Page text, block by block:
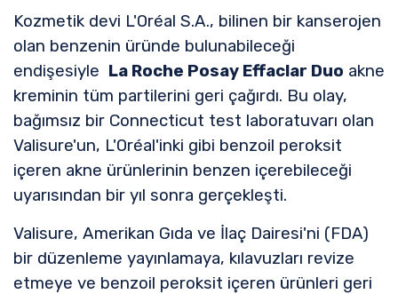
Kozmetik devi L'Oréal S.A., bilinen bir kanserojen
olan benzenin üründe bulunabileceği
endişesiyle La Roche Posay Effaclar Duo akne
kreminin tüm partilerini geri çağırdı. Bu olay,
bağımsız bir Connecticut test laboratuvarı olan
Valisure'un, L'Oréal'inki gibi benzoil peroksit
içeren akne ürünlerinin benzen içerebileceği
uyarısından bir yıl sonra gerçekleşti.
Valisure, Amerikan Gıda ve İlaç Dairesi'ni (FDA)
bir düzenleme yayınlamaya, kılavuzları revize
etmeye ve benzoil peroksit içeren ürünleri geri